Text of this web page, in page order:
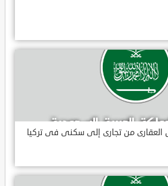
العقارى من تجارى إلى سكنى فى تركيا